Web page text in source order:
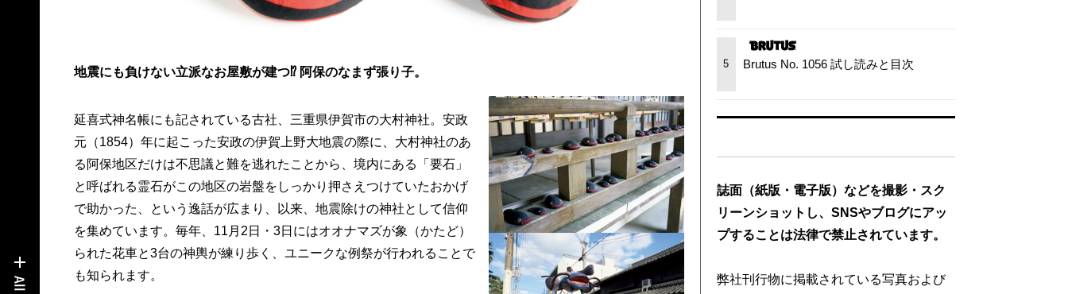
地震にも負けない立派なお屋敷が建つ⁉ 阿保のなまず張り子。
延喜式神名帳にも記されている古社、三重県伊賀市の大村神社。安政
元（1854）年に起こった安政の伊賀上野大地震の際に、大村神社のあ
る阿保地区だけは不思議と難を逃れたことから、境内にある「要石」
と呼ばれる霊石がこの地区の岩盤をしっかり押さえつけていたおかげ
で助かった、という逸話が広まり、以来、地震除けの神社として信仰
を集めています。毎年、11月2日・3日にはオオナマズが象（かたど）
られた花車と3台の神輿が練り歩く、ユニークな例祭が行われることで
も知られます。
5 Brutus No. 1056 試し読みと目次
誌面（紙版・電子版）などを撮影・スク
リーンショットし、SNSやブログにアッ
プすることは法律で禁止されています。
弊社刊行物に掲載されている写真および